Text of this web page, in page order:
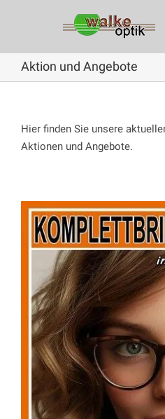
Aktion und Angebote
Hier finden Sie unsere
Aktionen und Angebote.